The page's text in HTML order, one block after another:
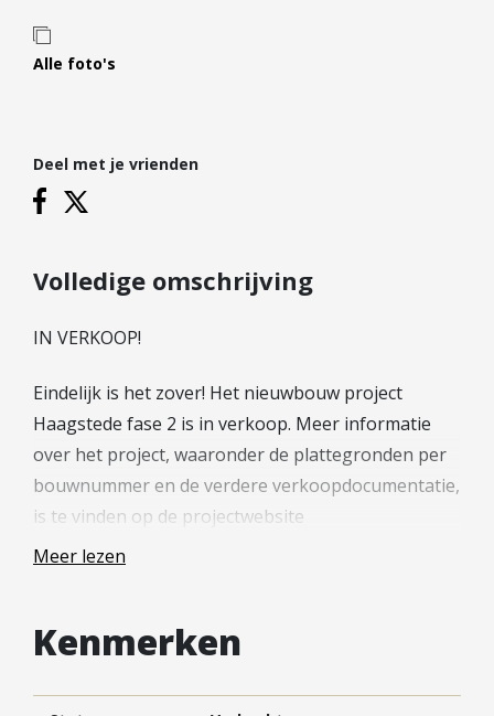
Projectontwikkelaars
Hypotheekadvies
Hypotheek oversluiten
Starterslening
Banken
Reviews
Leer ons kennen
Over Ons
FAQ
Alle foto's
Deel met je vrienden
Volledige omschrijving
IN VERKOOP!
Eindelijk is het zover! Het nieuwbouw project
Haagstede fase 2 is in verkoop. Meer informatie
over het project, waaronder de plattegronden per
bouwnummer en de verdere verkoopdocumentatie,
is te vinden op de projectwebsite
(woneninhaagstede.nl). Wil je meer weten of heb je
Meer lezen
Kenmerken